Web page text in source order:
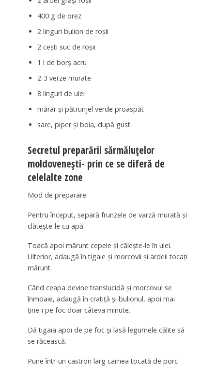
400 g de orez
2 linguri bulion de roșii
2 cești suc de roșii
1 l de borș acru
2-3 verze murate
8 linguri de ulei
mărar și pătrunjel verde proaspăt
sare, piper și boia, după gust.
Secretul preparării sărmăluțelor
moldovenești- prin ce se diferă de
celelalte zone
Mod de preparare:
Pentru început, separă frunzele de varză murată și
clătește-le cu apă.
Toacă apoi mărunt cepele și călește-le în ulei.
Ulterior, adaugă în tigaie și morcovii și ardeii tocaţi
mărunt.
Când ceapa devine translucidă și morcovul se
înmoaie, adaugă în cratiță și bulionul, apoi mai
ține-i pe foc doar câteva minute.
Dă tigaia apoi de pe foc și lasă legumele călite să
se răcească.
Pune într-un castron larg carnea tocată de porc